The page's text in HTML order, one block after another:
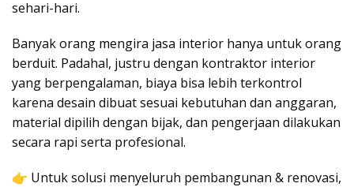
sehari-hari.
Banyak orang mengira jasa interior hanya untuk orang
berduit. Padahal, justru dengan kontraktor interior
yang berpengalaman, biaya bisa lebih terkontrol
karena desain dibuat sesuai kebutuhan dan anggaran,
material dipilih dengan bijak, dan pengerjaan dilakukan
secara rapi serta profesional.
👉 Untuk solusi menyeluruh pembangunan & renovasi,